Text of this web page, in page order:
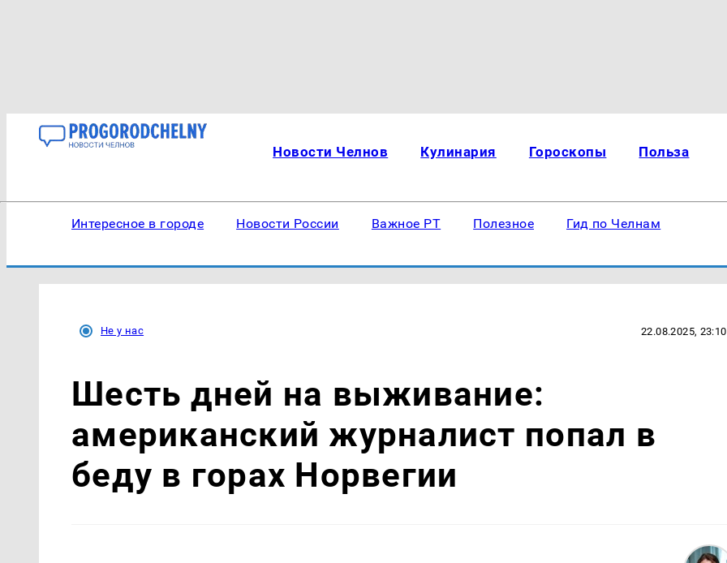
Новости Челнов Кулинария Гороскопы Польза
Интересное в городе Новости России Важное РТ Полезное Гид по Челнам
Не у нас 22.08.2025, 23:10
Шесть дней на выживание:
американский журналист попал в
беду в горах Норвегии